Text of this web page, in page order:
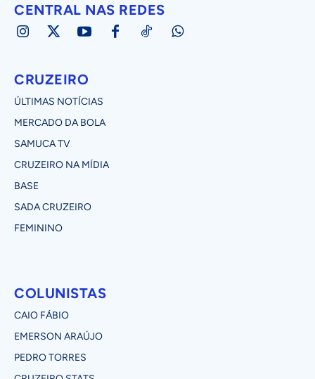
CENTRAL NAS REDES
CRUZEIRO
ÚLTIMAS NOTÍCIAS
MERCADO DA BOLA
SAMUCA TV
CRUZEIRO NA MÍDIA
BASE
SADA CRUZEIRO
FEMININO
COLUNISTAS
CAIO FÁBIO
EMERSON ARAÚJO
PEDRO TORRES